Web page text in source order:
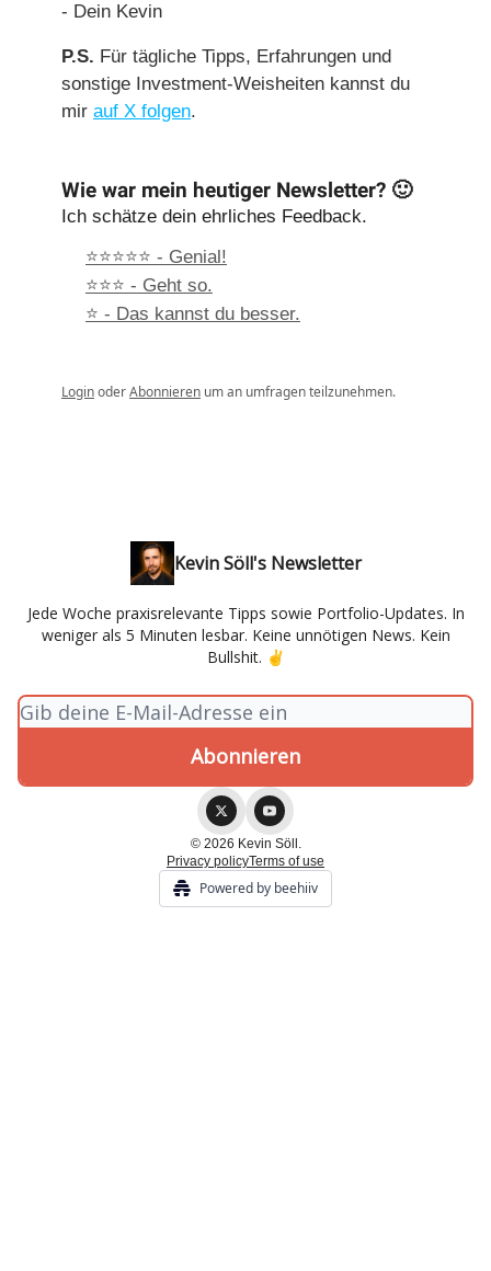
- Dein Kevin
P.S. Für tägliche Tipps, Erfahrungen und
sonstige Investment-Weisheiten kannst du
mir auf X folgen.
Wie war mein heutiger Newsletter? 🙂
Ich schätze dein ehrliches Feedback.
⭐⭐⭐⭐⭐ - Genial!
⭐⭐⭐ - Geht so.
⭐ - Das kannst du besser.
LoginoderAbonnieren um an umfragen teilzunehmen.
Kevin Söll's Newsletter
Jede Woche praxisrelevante Tipps sowie Portfolio-Updates. In
weniger als 5 Minuten lesbar. Keine unnötigen News. Kein
Bullshit. ✌
© 2026 Kevin Söll.
Privacy policyTerms of use
Powered by beehiiv